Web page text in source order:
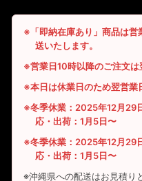
※「即納在庫あり」商品は
送いたします。
※営業日10時以降のご注文は
※本日は休業日のため翌営業
※冬季休業：2025年12月
応・出荷：1月5日〜
※冬季休業：2025年12月
応・出荷：1月5日〜
※沖縄県への配送はお見積り